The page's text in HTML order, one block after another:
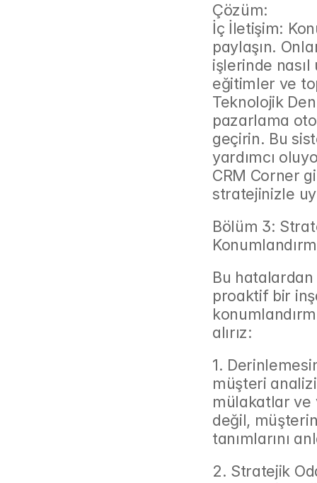
Çözüm:
İç İletişim:
paylaşın.
işlerinde nasıl
eğitimler ve
Teknolojik
pazarlama
geçirin. Bu
yardımcı
CRM Corner
stratejinizle
Bölüm 3:
Bu
proaktif bir
alırız:
1.
müşteri
mülakatlar ve
değil,
tanımlarını
2. Stratejik